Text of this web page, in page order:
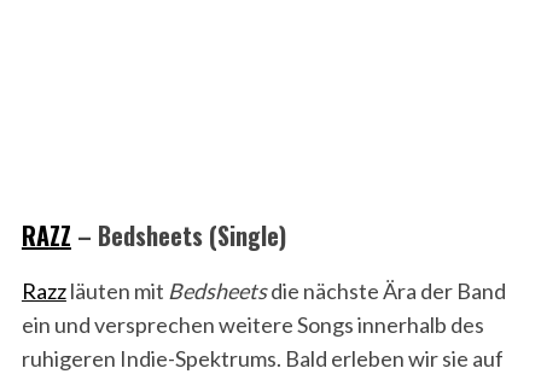
RAZZ – Bedsheets (Single)
Razzläuten mit Bedsheetsdie nächste Ära der Band
ein und versprechen weitere Songs innerhalb des
ruhigeren Indie-Spektrums. Bald erleben wir sie auf